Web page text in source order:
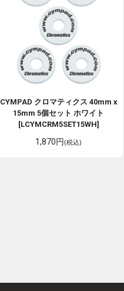
CYMPAD クロマティクス 40mm x
15mm 5個セット ホワイト
[LCYMCRM5SET15WH]
1,870円(税込)